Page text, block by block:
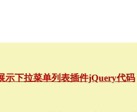
示下拉菜单列表插件jQuery代码